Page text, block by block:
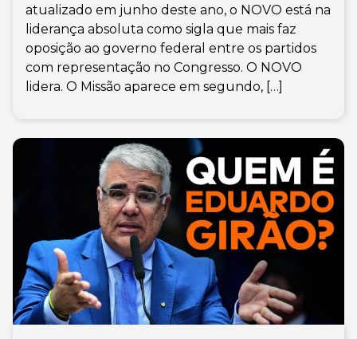
atualizado em junho deste ano, o NOVO está na
liderança absoluta como sigla que mais faz
oposição ao governo federal entre os partidos
com representação no Congresso. O NOVO
lidera. O Missão aparece em segundo, […]